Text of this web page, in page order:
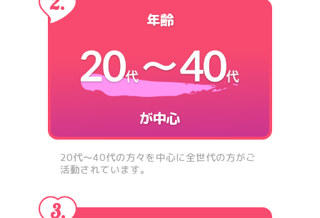
年齢
が中心
20代〜40代の方々を中心に全世代の方がご
活動されています。